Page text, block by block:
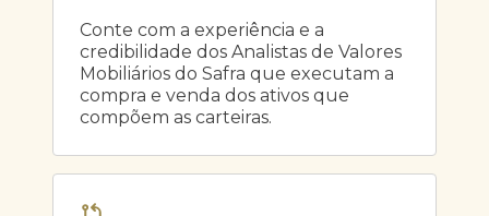
Conte com a experiência e a
credibilidade dos Analistas de Valores
Mobiliários do Safra que executam a
compra e venda dos ativos que
compõem as carteiras.